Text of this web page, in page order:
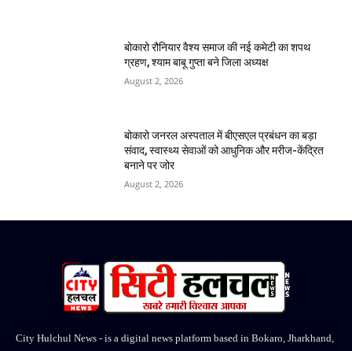
बोकारो रौनियार वैश्य समाज की नई कमेटी का शपथ
ग्रहण, श्याम बाबू गुप्ता बने जिला अध्यक्ष
August 2, 2026
बोकारो जनरल अस्पताल में बीएसएल प्रबंधन का बड़ा
संवाद, स्वास्थ्य सेवाओं को आधुनिक और मरीज-केंद्रित
बनाने पर जोर
August 2, 2026
City Hulchul News - is a digital news platform based in Bokaro, Jharkhand,